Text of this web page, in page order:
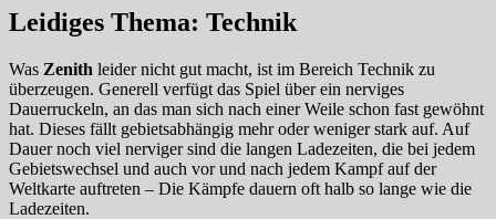
Leidiges Thema: Technik
Was Zenith leider nicht gut macht, ist im Bereich Technik zu
überzeugen. Generell verfügt das Spiel über ein nerviges
Dauerruckeln, an das man sich nach einer Weile schon fast gewöhnt
hat. Dieses fällt gebietsabhängig mehr oder weniger stark auf. Auf
Dauer noch viel nerviger sind die langen Ladezeiten, die bei jedem
Gebietswechsel und auch vor und nach jedem Kampf auf der
Weltkarte auftreten – Die Kämpfe dauern oft halb so lange wie die
Ladezeiten.